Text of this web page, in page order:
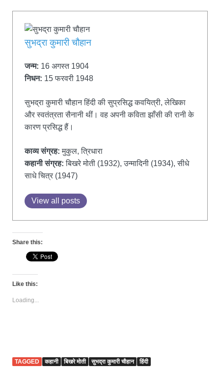
सुभद्रा कुमारी चौहान
जन्म: 16 अगस्त 1904
निधन: 15 फरवरी 1948
सुभद्रा कुमारी चौहान हिंदी की सुप्रसिद्ध कवयित्री, लेखिका
और स्वतंत्रता सैनानी थीं। वह अपनी कविता झाँसी की रानी के
कारण प्रसिद्ध हैं।
काव्य संग्रह: मुकुल, त्रिधारा
कहानी संग्रह: बिखरे मोती (1932), उन्मादिनी (1934), सीधे
साधे चित्र (1947)
View all posts
Share this:
Like this:
Loading...
TAGGED कहानी बिखरे मोती सुभद्रा कुमारी चौहान हिंदी